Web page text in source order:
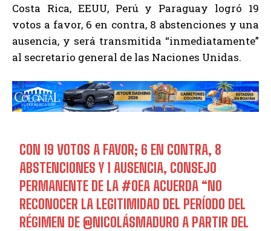
Costa Rica, EEUU, Perú y Paraguay logró 19
votos a favor, 6 en contra, 8 abstenciones y una
ausencia, y será transmitida “inmediatamente”
al secretario general de las Naciones Unidas.
CON 19 VOTOS A FAVOR; 6 EN CONTRA, 8
ABSTENCIONES Y 1 AUSENCIA, CONSEJO
PERMANENTE DE LA#OEA ACUERDA “NO
RECONOCER LA LEGITIMIDAD DEL PERÍODO DEL
RÉGIMEN DE @NICOLÁSMADURO A PARTIR DEL